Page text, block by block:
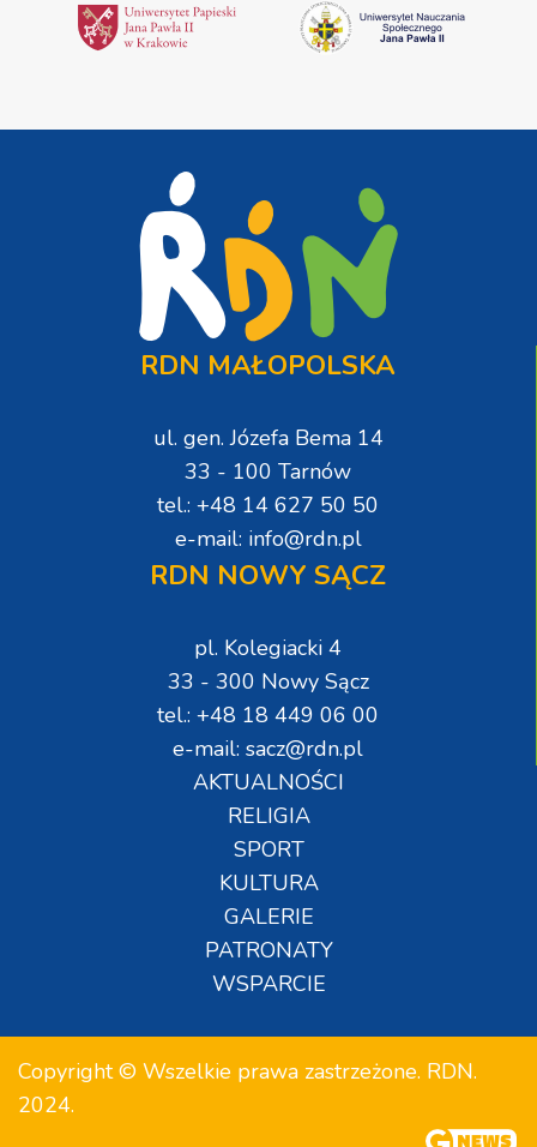
RDN MAŁOPOLSKA
ul. gen. Józefa Bema 14
33 - 100 Tarnów
tel.: +48 14 627 50 50
e-mail: info@rdn.pl
RDN NOWY SĄCZ
pl. Kolegiacki 4
33 - 300 Nowy Sącz
tel.: +48 18 449 06 00
e-mail: sacz@rdn.pl
AKTUALNOŚCI
RELIGIA
SPORT
KULTURA
GALERIE
PATRONATY
WSPARCIE
Copyright © Wszelkie prawa zastrzeżone. RDN.
2024.